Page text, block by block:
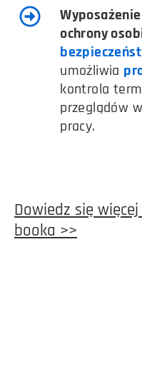
ochrony
umożliwia
kontrola
przeglądów
pracy.
Dowiedz się
booka >>